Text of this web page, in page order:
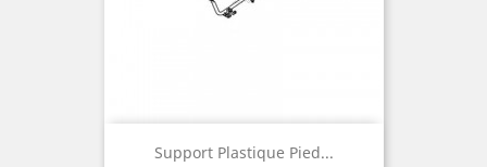
Support Plastique Pied...